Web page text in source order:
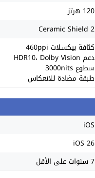
120 هرتز
Ceramic Shield 2
كثافة بيكسلات 460ppi
دعم HDR10، Dolby Vision
سطوع 3000nits
طبقة مضادة للانعكاس
iOS
iOS 26
7 سنوات على الأقل